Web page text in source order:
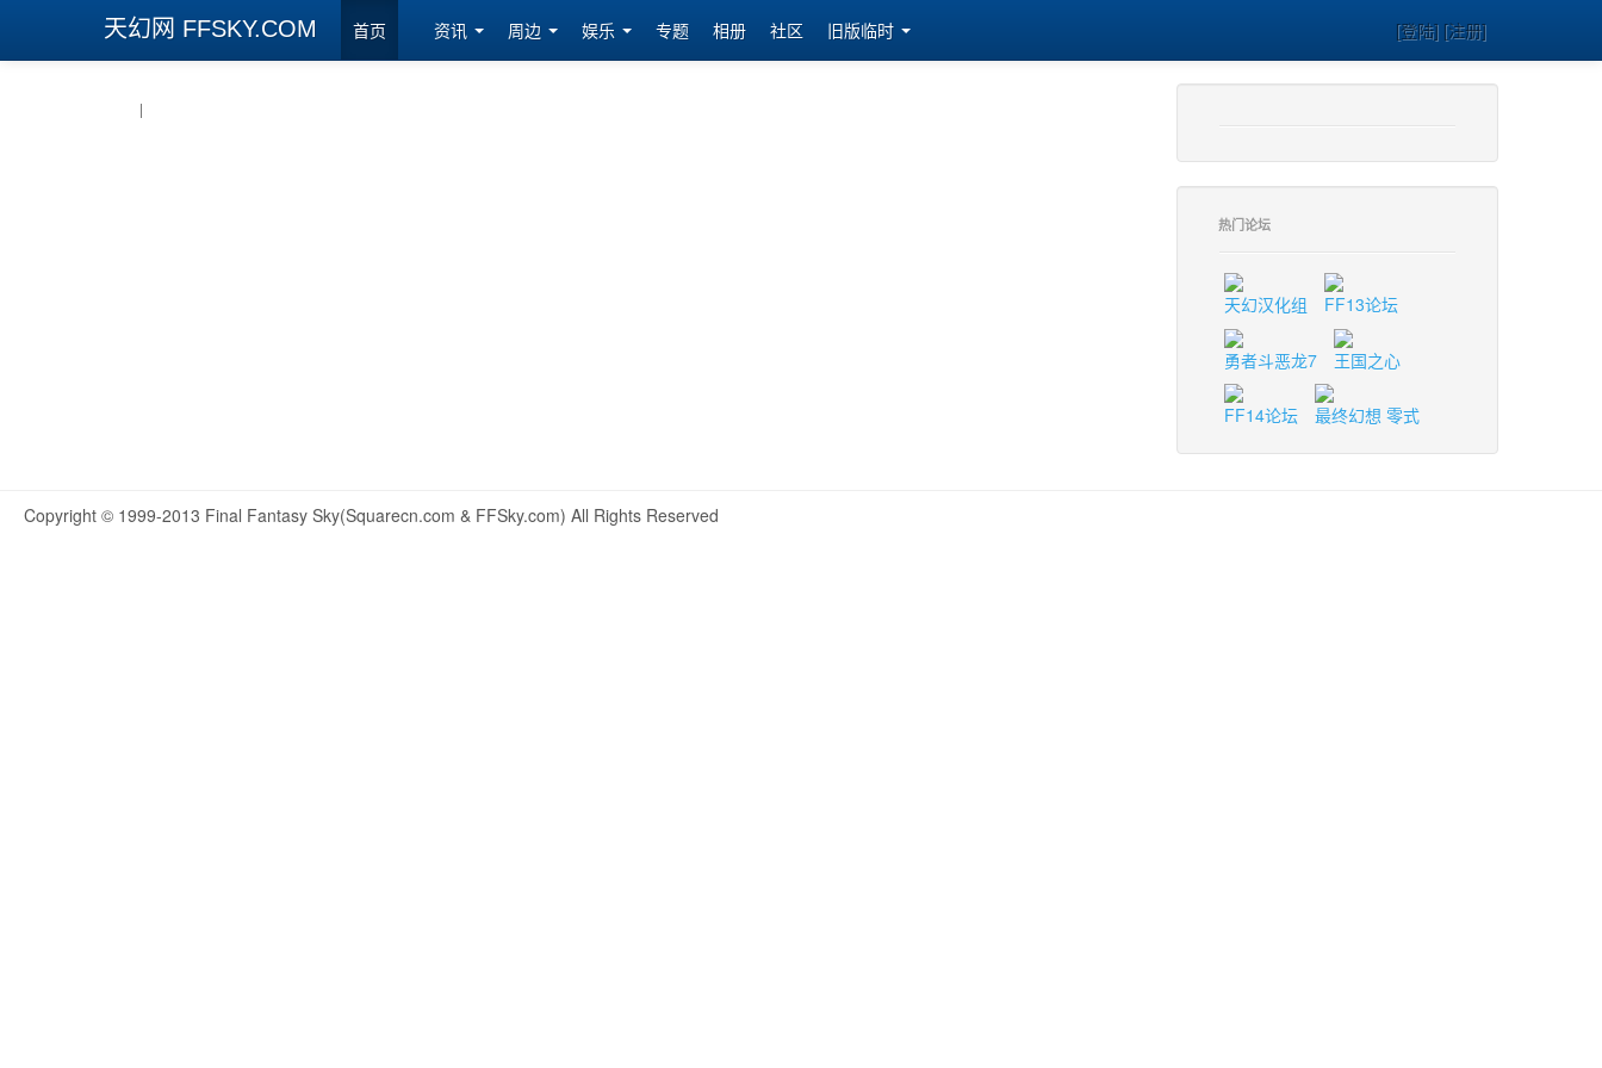
天幻网 FFSKY.COM 首页 资讯 周边 娱乐 专题 相册 社区 旧版临时 [登陆] [注册]
|
热门论坛
天幻汉化组 FF13论坛
勇者斗恶龙7 王国之心
FF14论坛 最终幻想 零式
Copyright © 1999-2013 Final Fantasy Sky(Squarecn.com & FFSky.com) All Rights Reserved